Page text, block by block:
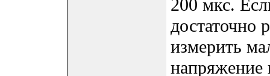
200 мкс.
достаточно
измерить
напряжение